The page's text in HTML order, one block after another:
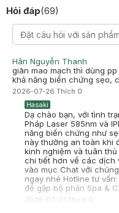
Hỏi đáp(69)
Hân Nguyễn Thanh
giãn mao mạch thì dùng
khả năng biến chứng sẹo,
2026-07-26 Thích 0
Hasaki
Dạ chào bạn, với tình
Pháp Laser 585nm và
năng biến chứng như
này thường an toàn khi
kinh nghiệm và tuân
chi tiết hơn về các dịch
vào mục Chat với
ngay nhé Hotline tư
để gặp bộ phận Spa &
2026-07-27 Thích 0